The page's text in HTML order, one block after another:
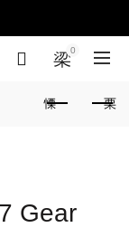
0
Gear